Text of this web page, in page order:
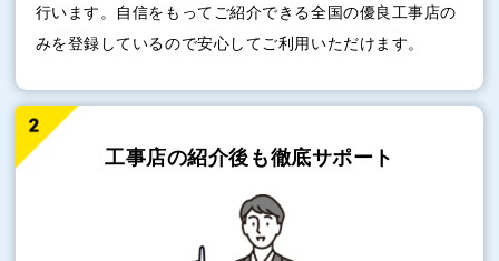
行います。自信をもってご紹介できる全国の優良工事店の
みを登録しているので安心してご利用いただけます。
工事店の紹介後も徹底サポート